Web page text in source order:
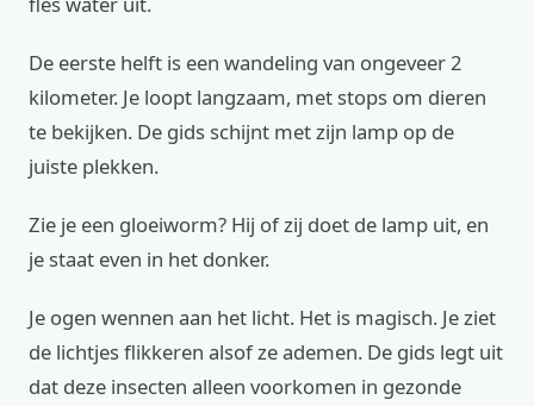
De eerste helft is een wandeling van ongeveer 2
kilometer. Je loopt langzaam, met stops om dieren
te bekijken. De gids schijnt met zijn lamp op de
juiste plekken.
Zie je een gloeiworm? Hij of zij doet de lamp uit, en
je staat even in het donker.
Je ogen wennen aan het licht. Het is magisch. Je ziet
de lichtjes flikkeren alsof ze ademen. De gids legt uit
dat deze insecten alleen voorkomen in gezonde